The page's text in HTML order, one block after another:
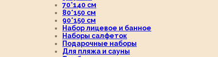
70*140 см
80*150 см
90*150 см
Набор лицевое и банное
Наборы салфеток
Подарочные наборы
Для пляжа и сауны